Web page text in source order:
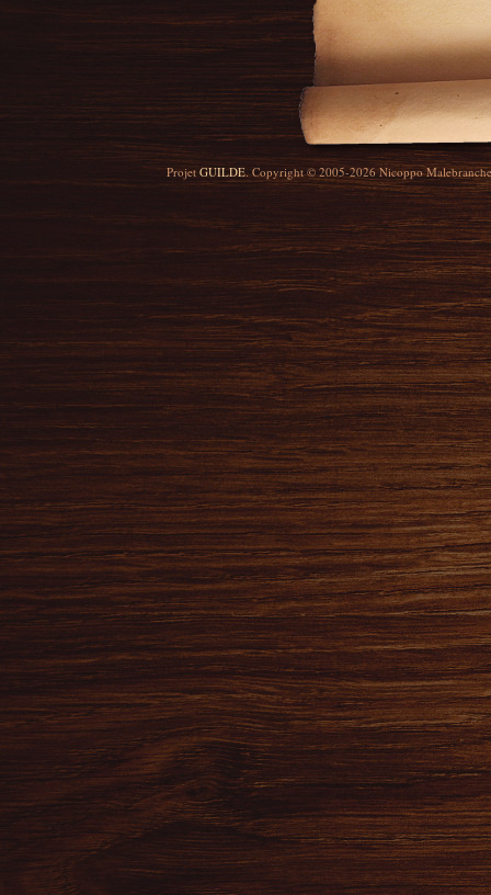
Projet GUILDE. Copyright © 2005-2026 Nicoppo Malebranche